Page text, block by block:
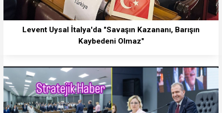
Levent Uysal İtalya'da "Savaşın Kazananı, Barışın
Kaybedeni Olmaz"